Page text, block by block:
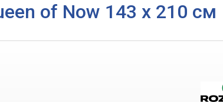
of Now 143 x 210 см